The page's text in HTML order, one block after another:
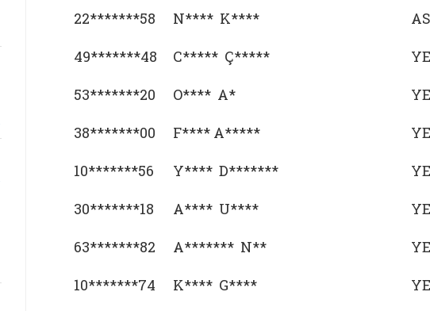
22*******58
N**** K****
49*******48
C***** Ç*****
53*******20
O**** A*
38*******00
F**** A*****
10*******56
Y**** D*******
30*******18
A**** U****
63*******82
A******* N**
10*******74
K**** G****